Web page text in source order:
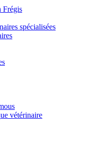
Frégis
spécialisées
vétérinaire